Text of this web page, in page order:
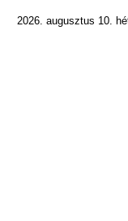
2026. augusztus 10.